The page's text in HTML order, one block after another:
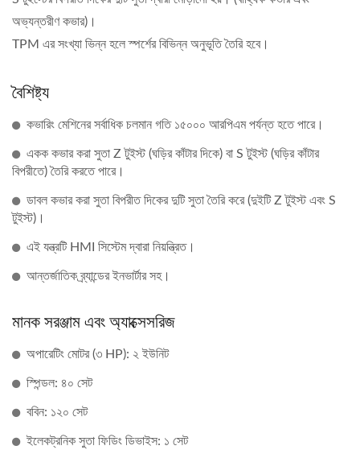
অভ্যন্তরীণ কভার)।
TPM এর সংখ্যা ভিন্ন হলে স্পর্শের বিভিন্ন অনুভূতি তৈরি হবে।
বৈশিষ্ট্য
কভারিং মেশিনের সর্বাধিক চলমান গতি ১৫০০০ আরপিএম পর্যন্ত হতে পারে।
একক কভার করা সুতা Z টুইস্ট (ঘড়ির কাঁটার দিকে) বা S টুইস্ট (ঘড়ির কাঁটার
বিপরীতে) তৈরি করতে পারে।
ডাবল কভার করা সুতা বিপরীত দিকের দুটি সুতা তৈরি করে (দুইটি Z টুইস্ট এবং S
টুইস্ট)।
এই যন্ত্রটি HMI সিস্টেম দ্বারা নিয়ন্ত্রিত।
আন্তর্জাতিক ব্র্যান্ডের ইনভার্টার সহ।
মানক সরঞ্জাম এবং অ্যাক্সেসরিজ
অপারেটিং মোটর (৩ HP): ২ ইউনিট
স্পিন্ডল: ৪০ সেট
ববিন: ১২০ সেট
ইলেকট্রনিক সুতা ফিডিং ডিভাইস: ১ সেট